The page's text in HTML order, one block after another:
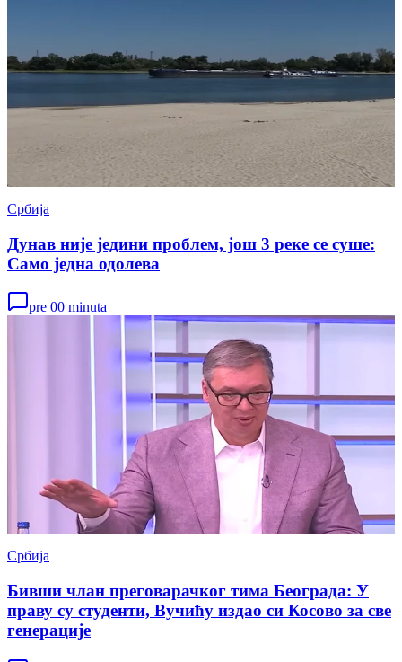
Србија
Дунав није једини проблем, још 3 реке се суше:
Само једна одолева
pre 00 minuta
Србија
Бивши члан преговарачког тима Београда: У
праву су студенти, Вучићу издао си Косово за све
генерације